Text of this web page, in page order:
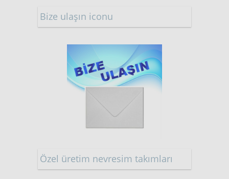
Bize ulaşın iconu
Özel üretim nevresim takımları